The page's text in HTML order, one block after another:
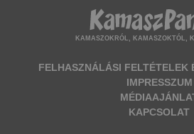
KAMASZOKRÓL, KAMASZOKTÓL,
FELHASZNÁLÁSI FELTÉTELEK
IMPRESSZUM
KAPCSOLAT